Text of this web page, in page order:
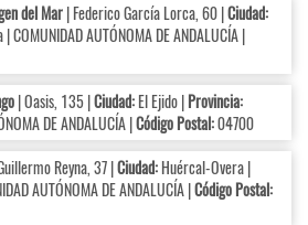
del Mar| Federico García Lorca, 60 |Ciudad:
COMUNIDAD AUTÓNOMA DE ANDALUCÍA |
| Oasis, 135 |Ciudad:El Ejido |Provincia:
DE ANDALUCÍA |Código Postal:04700
Reyna, 37 |Ciudad:Huércal-Overa |
AUTÓNOMA DE ANDALUCÍA |Código Postal: